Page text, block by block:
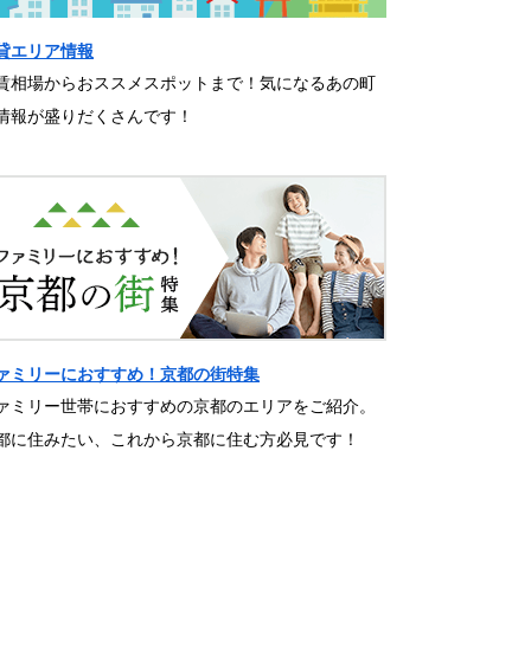
エリア情報
相場からおススメスポットまで！気になるあの町
報が盛りだくさんです！
ミリーにおすすめ！京都の街特集
ミリー世帯におすすめの京都のエリアをご紹介。
に住みたい、これから京都に住む方必見です！